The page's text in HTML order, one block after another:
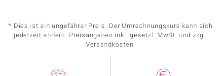
* Dies ist ein ungefährer Preis. Der Umrechnungskurs kann sich
jederzeit ändern. Preisangaben inkl. gesetzl. MwSt. und zzgl.
Versandkosten.